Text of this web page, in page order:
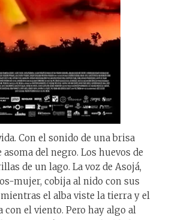
Con el sonido de una brisa
del negro. Los huevos de
de un lago. La voz de Asojá,
mujer, cobija al nido con sus
el alba viste la tierra y el
con el viento. Pero hay algo al